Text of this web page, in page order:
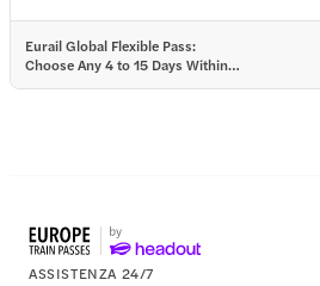
Eurail Global Flexible Pass:
Choose Any 4 to 15 Days Within
ASSISTENZA 24/7